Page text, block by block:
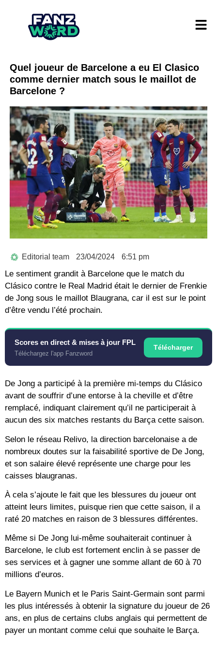
Quel joueur de Barcelone a eu El Clasico
comme dernier match sous le maillot de
Barcelone ?
Editorial team 23/04/2024 6:51 pm
Le sentiment grandit à Barcelone que le match du
Clásico contre le Real Madrid était le dernier de Frenkie
de Jong sous le maillot Blaugrana, car il est sur le point
d’être vendu l’été prochain.
Scores en direct & mises à jour FPL
Téléchargez l'app Fanzword
Télécharger
De Jong a participé à la première mi-temps du Clásico
avant de souffrir d’une entorse à la cheville et d’être
remplacé, indiquant clairement qu’il ne participerait à
aucun des six matches restants du Barça cette saison.
Selon le réseau Relivo, la direction barcelonaise a de
nombreux doutes sur la faisabilité sportive de De Jong,
et son salaire élevé représente une charge pour les
caisses blaugranas.
À cela s’ajoute le fait que les blessures du joueur ont
atteint leurs limites, puisque rien que cette saison, il a
raté 20 matches en raison de 3 blessures différentes.
Même si De Jong lui-même souhaiterait continuer à
Barcelone, le club est fortement enclin à se passer de
ses services et à gagner une somme allant de 60 à 70
millions d’euros.
Le Bayern Munich et le Paris Saint-Germain sont parmi
les plus intéressés à obtenir la signature du joueur de 26
ans, en plus de certains clubs anglais qui permettent de
payer un montant comme celui que souhaite le Barça.